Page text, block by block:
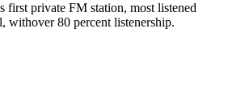
first private FM station, most listened
withover 80 percent listenership.